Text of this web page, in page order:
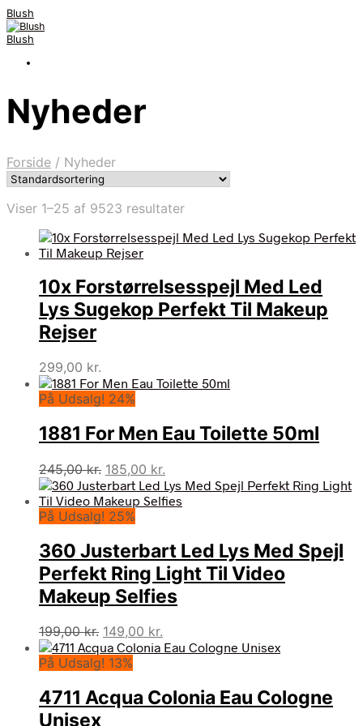
Blush
Blush
Nyheder
Forside / Nyheder
Viser 1–25 af 9523 resultater
10x Forstørrelsesspejl Med Led
Lys Sugekop Perfekt Til Makeup
Rejser
299,00 kr.
På Udsalg! 24%
1881 For Men Eau Toilette 50ml
245,00kr. Den
oprindelige
pris
var:
185,00 kr.
aktuelle
pris
På Udsalg! 25%
360 Justerbart Led Lys Med Spejl
Perfekt Ring Light Til Video
Makeup Selfies
199,00kr. Den
oprindelige
pris
199,00 kr..
149,00 kr.
aktuelle
149,00 kr..
På Udsalg! 13%
4711 Acqua Colonia Eau Cologne
Unisex